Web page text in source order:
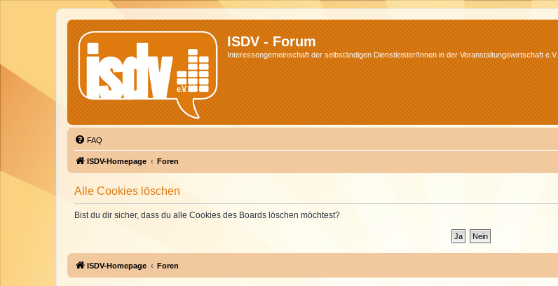
ISDV - Forum
Interessengemeinschaft der selbständigen Dienstleister/Innen in der Veranstaltungswirtschaft e.V.
FAQ
ISDV-Homepage Foren
Alle Cookies löschen
Bist du dir sicher, dass du alle Cookies des Boards löschen möchtest?
ISDV-Homepage Foren